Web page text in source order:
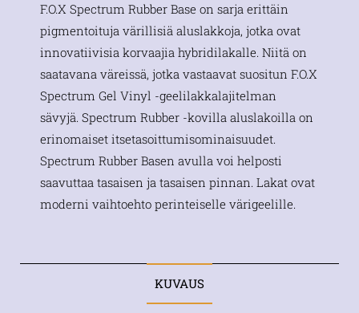
F.O.X Spectrum Rubber Base on sarja erittäin
pigmentoituja värillisiä aluslakkoja, jotka ovat
innovatiivisia korvaajia hybridilakalle. Niitä on
saatavana väreissä, jotka vastaavat suositun F.O.X
Spectrum Gel Vinyl -geelilakkalajitelman
sävyjä. Spectrum Rubber -kovilla aluslakoilla on
erinomaiset itsetasoittumisominaisuudet.
Spectrum Rubber Basen avulla voi helposti
saavuttaa tasaisen ja tasaisen pinnan. Lakat ovat
moderni vaihtoehto perinteiselle värigeelille.
KUVAUS